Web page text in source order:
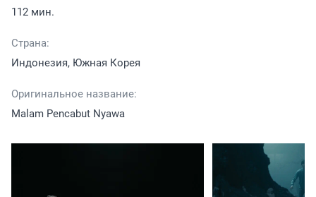
112 мин.
Страна:
Индонезия, Южная Корея
Оригинальное название:
Malam Pencabut Nyawa